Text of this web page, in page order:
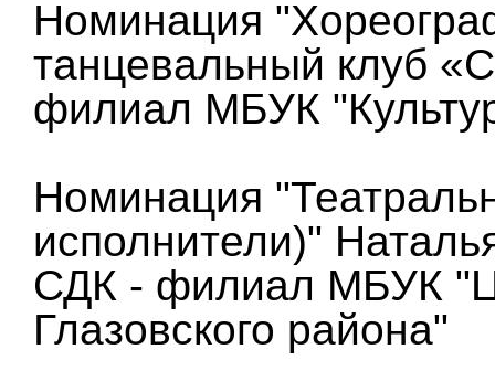
Номинация
танцевальный клуб
филиал МБУК
Номинация
исполнители)"
СДК - филиал МБУК
Глазовского района"